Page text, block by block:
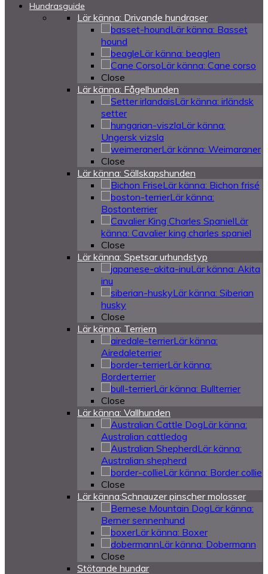
Hundrasguide
Lär känna: Drivande hundraser
Lär känna: Basset
hound
Lär känna: beaglen
Lär känna: Cane corso
Close
Lär känna: Fågelhunden
Lär känna: irländsk
setter
Lär känna:
Ungersk vizsla
Lär känna: Weimaraner
Close
Lär känna: Sällskapshunden
Lär känna: Bichon frisé
Lär känna:
Bostonterrier
Lär
känna: Cavalier king charles spaniel
Close
Lär känna: Spetsar urhundstyp
Lär känna: Akita
inu
Lär känna: Siberian
husky
Close
Lär känna: Terriern
Lär känna:
Airedaleterrier
Lär känna:
Borderterrier
Lär känna: Bullterrier
Close
Lär känna: Vallhunden
Lär känna:
Australian cattledog
Lär känna:
Australian shepherd
Lär känna: Border collie
Close
Lär känna:Schnauzer pinscher molosser
Lär känna:
Berner sennenhund
Lär känna: Boxer
Lär känna: Dobermann
Close
Stötande hundar